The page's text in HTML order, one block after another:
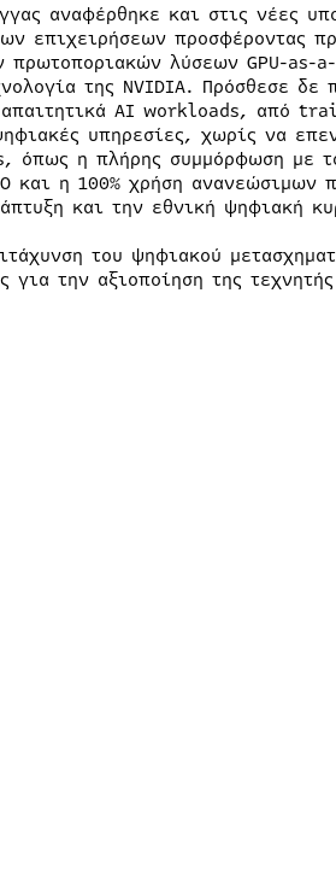
αναφέρθηκε και στις νέες
των επιχειρήσεων προσφέροντας
λύσεων GPU-as-
της NVIDIA. Πρόσθεσε
απαιτητικά ΑΙ workloads, από
υπηρεσίες, χωρίς να
όπως η πλήρης συμμόρφωση με
και η 100% χρήση
και την εθνική ψηφιακή
του ψηφιακού
για την αξιοποίηση της